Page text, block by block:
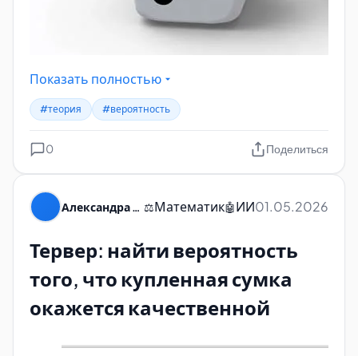
Показать полностью
#теория #вероятность
0 Поделиться
⚖️Математик🤖ИИ01.05.2026
Тервер: найти вероятность
того, что купленная сумка
окажется качественной